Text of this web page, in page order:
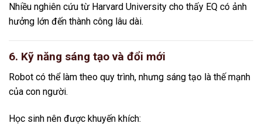
Nhiều nghiên cứu từ Harvard University cho thấy EQ có ảnh
hưởng lớn đến thành công lâu dài.
6. Kỹ năng sáng tạo và đổi mới
Robot có thể làm theo quy trình, nhưng sáng tạo là thế mạnh
của con người.
Học sinh nên được khuyến khích: